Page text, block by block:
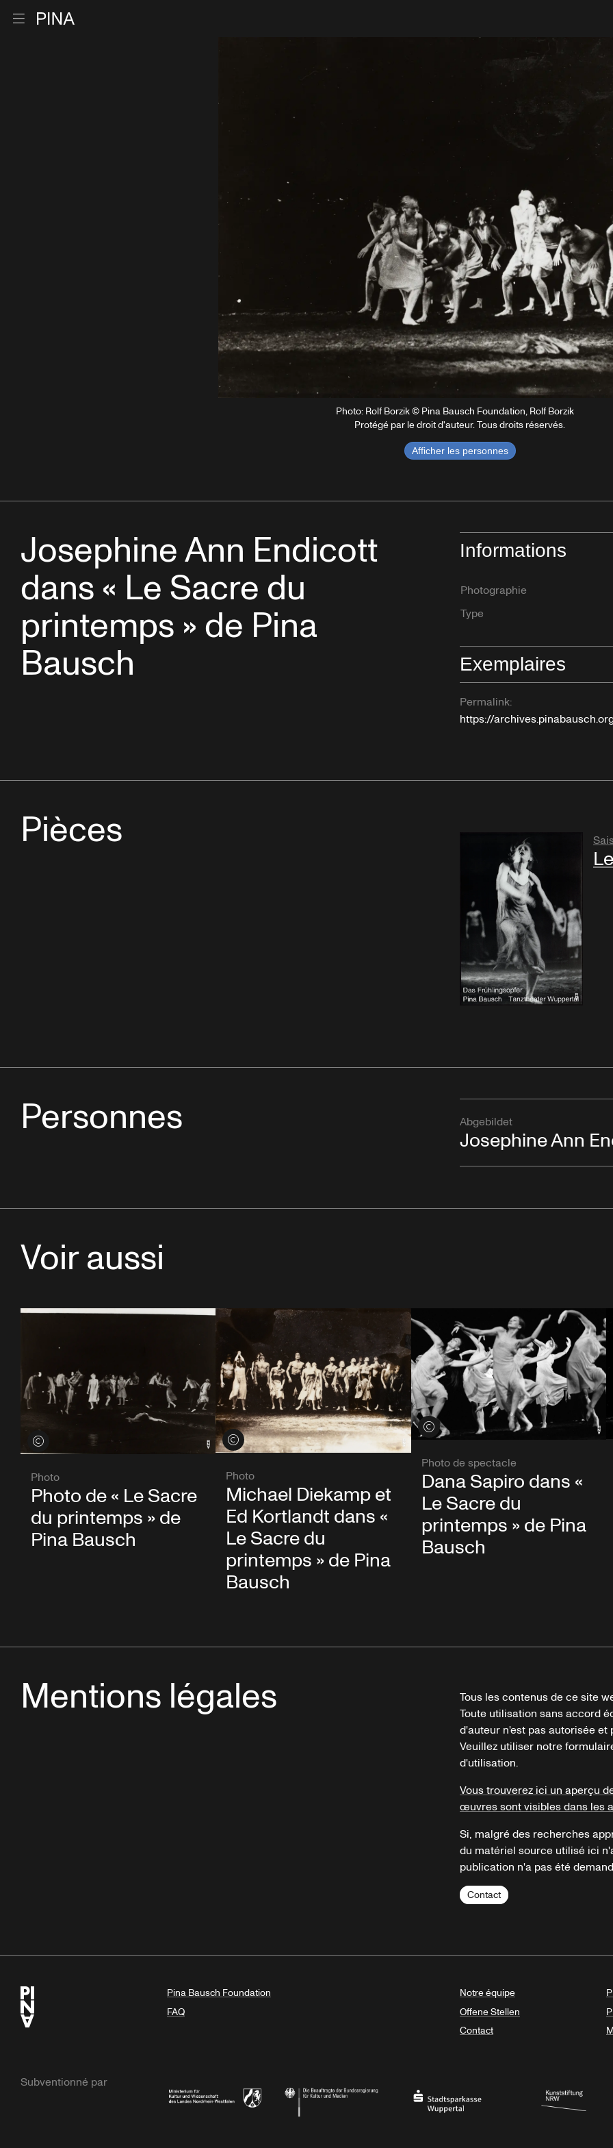
Ouvrir le menu
Photo: Rolf Borzik © Pina Bausch Foundation, Rolf Borzik
Protégé par le droit d'auteur. Tous droits réservés.
Afficher les personnes
Josephine Ann Endicott
dans « Le Sacre du
printemps » de Pina
Bausch
Informations
Photographie
Type
Exemplaires
Permalink:
https://
Pièces
Personnes Abgebildet
Josephine Ann
Voir aussi
Voir les crédits
Photo
Photo de « Le Sacre
du printemps » de
Pina Bausch
Voir les crédits
Photo
Michael Diekamp et
Ed Kortlandt dans «
Le Sacre du
printemps » de Pina
Bausch
Voir les crédits
Photo de spectacle
Dana Sapiro dans «
Le Sacre du
printemps » de Pina
Bausch
Mentions légales
Tous les contenus de ce site
Toute utilisation sans accord
d'auteur n'est pas autorisée
Veuillez utiliser notre
d'utilisation.
Vous trouverez ici un aperçu
œuvres sont visibles dans les
Si, malgré des recherches
du matériel source utilisé ici
publication n'a pas été
Contact
Pina Bausch Foundation
FAQ
Notre équipe
Offene Stellen
Contact
Subventionné par